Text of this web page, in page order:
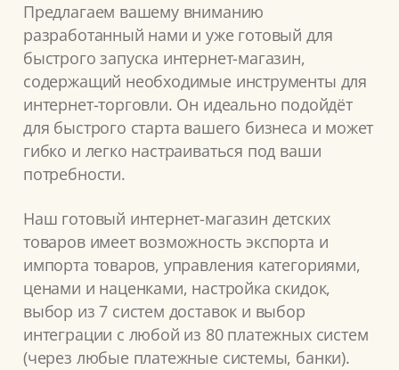
Предлагаем вашему вниманию
разработанный нами и уже готовый для
быстрого запуска интернет-магазин,
содержащий необходимые инструменты для
интернет-торговли. Он идеально подойдёт
для быстрого старта вашего бизнеса и может
гибко и легко настраиваться под ваши
потребности.
Наш готовый интернет-магазин детских
товаров имеет возможность экспорта и
импорта товаров, управления категориями,
ценами и наценками, настройка скидок,
выбор из 7 систем доставок и выбор
интеграции с любой из 80 платежных систем
(через любые платежные системы, банки).